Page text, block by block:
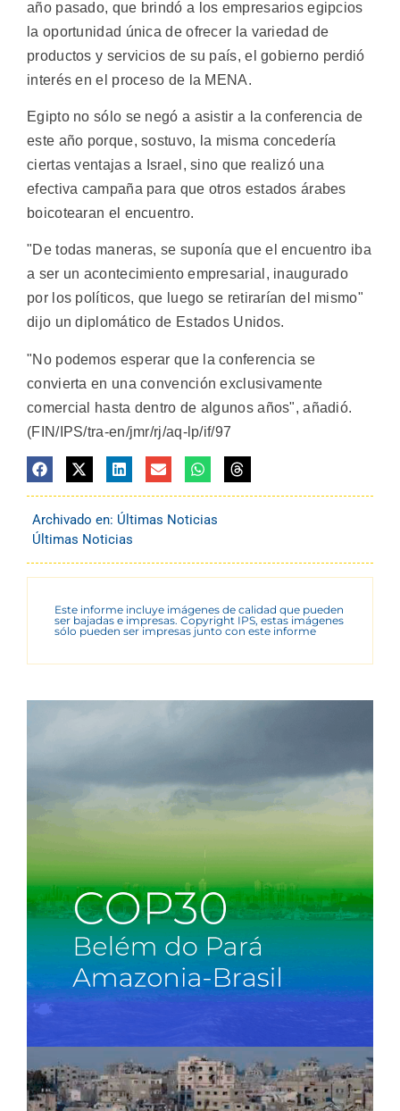
año pasado, que brindó a los empresarios egipcios
la oportunidad única de ofrecer la variedad de
productos y servicios de su país, el gobierno perdió
interés en el proceso de la MENA.
Egipto no sólo se negó a asistir a la conferencia de
este año porque, sostuvo, la misma concedería
ciertas ventajas a Israel, sino que realizó una
efectiva campaña para que otros estados árabes
boicotearan el encuentro.
"De todas maneras, se suponía que el encuentro iba
a ser un acontecimiento empresarial, inaugurado
por los políticos, que luego se retirarían del mismo"
dijo un diplomático de Estados Unidos.
"No podemos esperar que la conferencia se
convierta en una convención exclusivamente
comercial hasta dentro de algunos años", añadió.
(FIN/IPS/tra-en/jmr/rj/aq-lp/if/97
Archivado en: Últimas Noticias
Últimas Noticias
Este informe incluye imágenes de calidad que pueden
ser bajadas e impresas. Copyright IPS, estas imágenes
sólo pueden ser impresas junto con este informe